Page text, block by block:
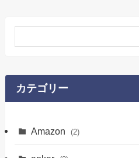
カテゴリー
Amazon (2)